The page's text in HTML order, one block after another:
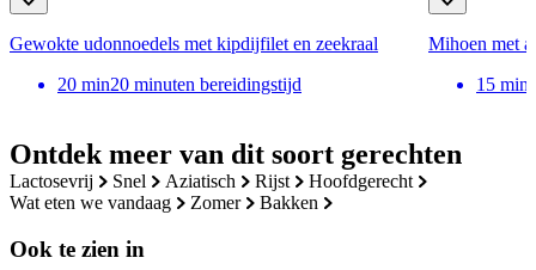
Ontdek meer van dit soort gerechten
lactosevrij snel aziatisch rijst
hoofdgerecht
wat eten we vandaag
zomer bakken
Ook te zien in
Gewokte udonnoedels met kipdijfilet en zeekraal
20 min20 minuten bereidingstijd
Mihoen met
15 min